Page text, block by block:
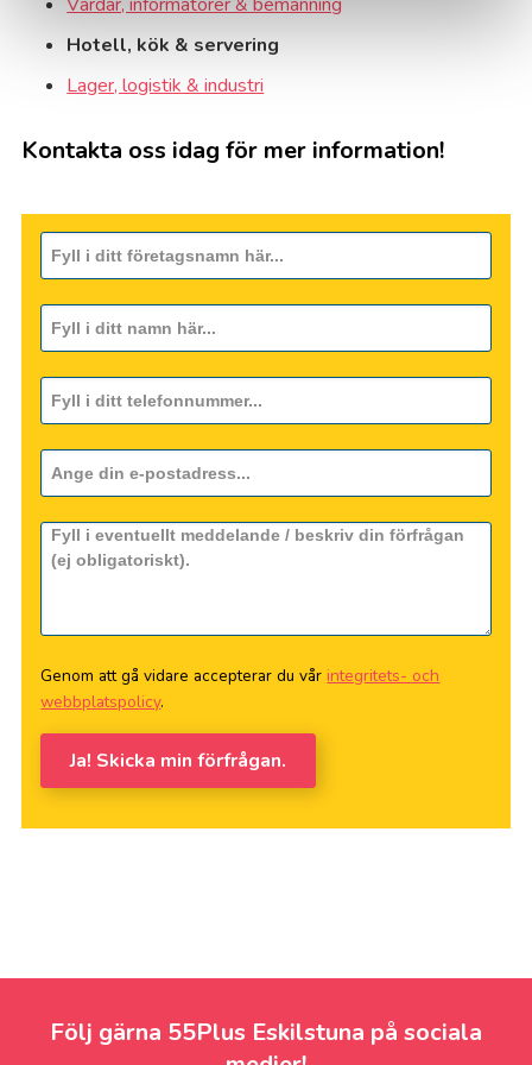
Hotell, kök & servering
Lager, logistik & industri
Kontakta oss idag för mer information!
Genom att gå vidare accepterar du vår integritets- och
webbplatspolicy.
Ja! Skicka min förfrågan.
Följ gärna 55Plus Eskilstuna på sociala